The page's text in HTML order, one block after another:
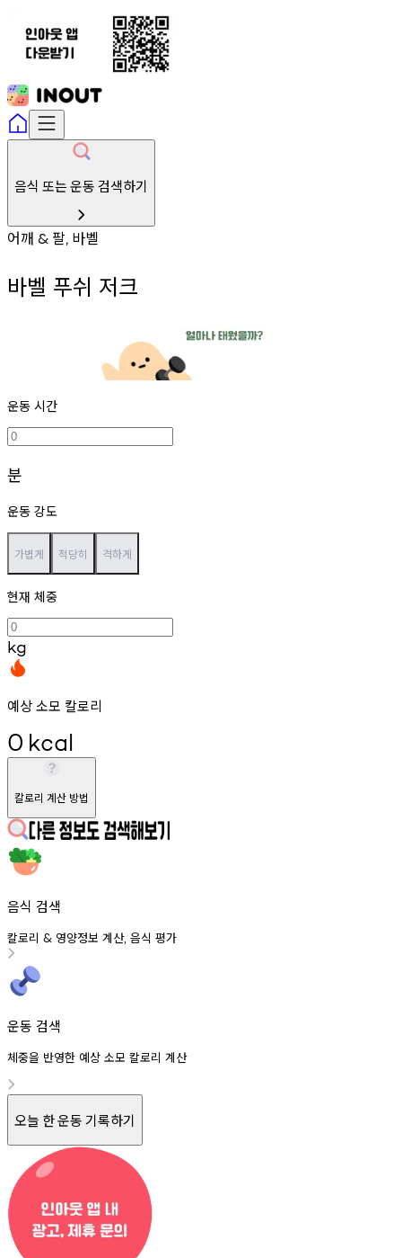
음식 또는 운동 검색하기
어깨 & 팔, 바벨
바벨 푸쉬 저크
운동 시간
분
운동 강도
가볍게 적당히 격하게
현재 체중
kg
예상 소모 칼로리
0 kcal
칼로리 계산 방법
음식 검색
칼로리 & 영양정보 계산, 음식 평가
운동 검색
체중을 반영한 예상 소모 칼로리 계산
오늘 한 운동 기록하기